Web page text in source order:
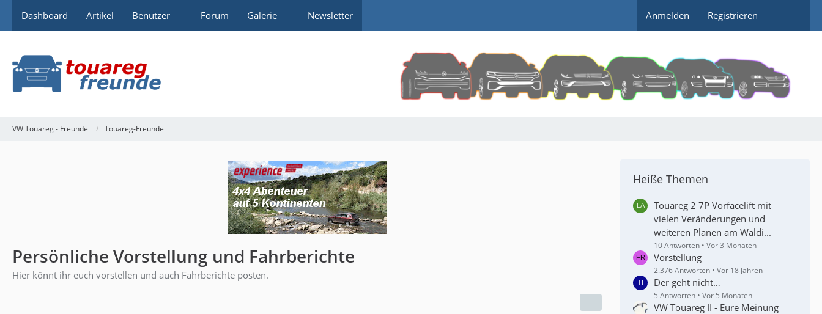
Dashboard Artikel Benutzer Forum Galerie Newsletter Anmelden Registrieren
VW Touareg - Freunde Touareg-Freunde
Persönliche Vorstellung und Fahrberichte
Hier könnt ihr euch vorstellen und auch Fahrberichte posten.
Heiße Themen
Touareg 2 7P Vorfacelift mit
vielen Veränderungen und
weiteren Plänen am Waldi...
10 Antworten Vor 3 Monaten
Vorstellung
2.376 Antworten Vor 18 Jahren
Der geht nicht…
5 Antworten Vor 5 Monaten
VW Touareg II - Eure Meinung